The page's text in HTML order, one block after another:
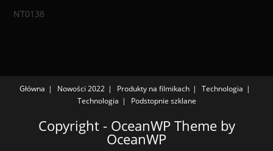
NT0138
Główna Nowości 2022 Produkty na filmikach
Technologia
Technologia
Podstopnie szklane
Copyright - OceanWP Theme by
OceanWP